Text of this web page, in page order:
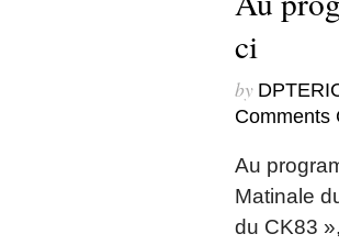
ci
by
Comments
Au
Matinale
du CK83